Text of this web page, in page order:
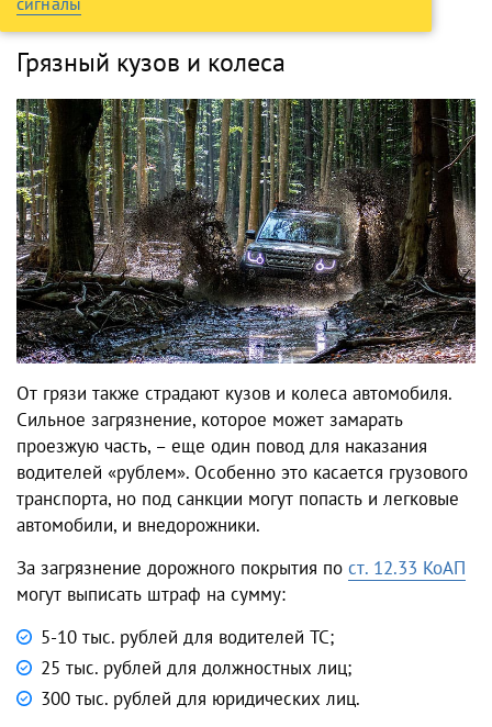
Грязный кузов и колеса
От грязи также страдают кузов и колеса автомобиля.
Сильное загрязнение, которое может замарать
проезжую часть, – еще один повод для наказания
водителей «рублем». Особенно это касается грузового
транспорта, но под санкции могут попасть и легковые
автомобили, и внедорожники.
За загрязнение дорожного покрытия по ст. 12.33 КоАП
могут выписать штраф на сумму:
5-10 тыс. рублей для водителей ТС;
25 тыс. рублей для должностных лиц;
300 тыс. рублей для юридических лиц.